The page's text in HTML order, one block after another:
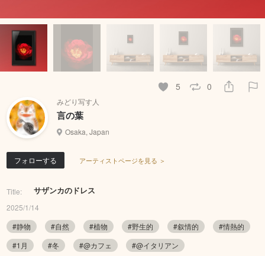
5 0
みどり写す人
言の葉
Osaka, Japan
フォローする アーティストページを見る ＞
Title: サザンカのドレス
2025/1/14
#静物
#自然 #植物 #野生的 #叙情的
#情熱的
#1月
#冬 #@カフェ #@イタリアン